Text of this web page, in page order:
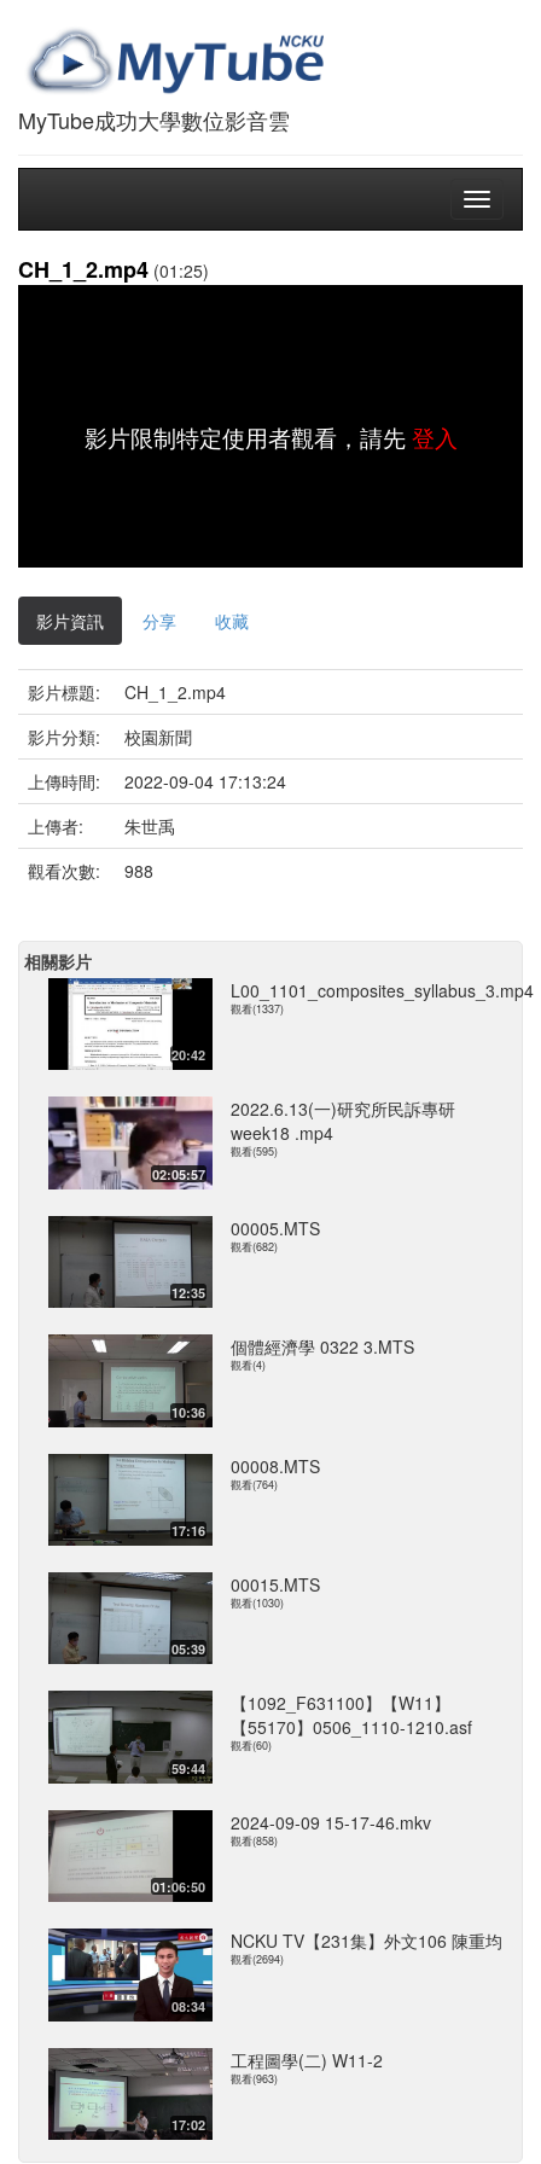
MyTube成功大學數位影音雲
Toggle
CH_1_2.mp4 (01:25)
影片限制特定使用者觀看，請先登入
影片資訊 分享 收藏
影片標題:
CH_1_2.mp4
影片分類:
校園新聞
上傳時間:
2022-09-04 17:13:24
上傳者:
朱世禹
觀看次數:
988
相關影片
20:42
L00_1101_composites_syllabus_3.mp4
觀看(1337)
02:05:57
2022.6.13(一)研究所民訴專研
week18 .mp4
觀看(595)
12:35
00005.MTS
觀看(682)
10:36
個體經濟學 0322 3.MTS
觀看(4)
17:16
00008.MTS
觀看(764)
05:39
00015.MTS
觀看(1030)
59:44
【1092_F631100】【W11】
【55170】0506_1110-1210.asf
觀看(60)
01:06:50
2024-09-09 15-17-46.mkv
觀看(858)
08:34
NCKU TV【231集】外文106 陳重均
觀看(2694)
17:02
工程圖學(二) W11-2
觀看(963)